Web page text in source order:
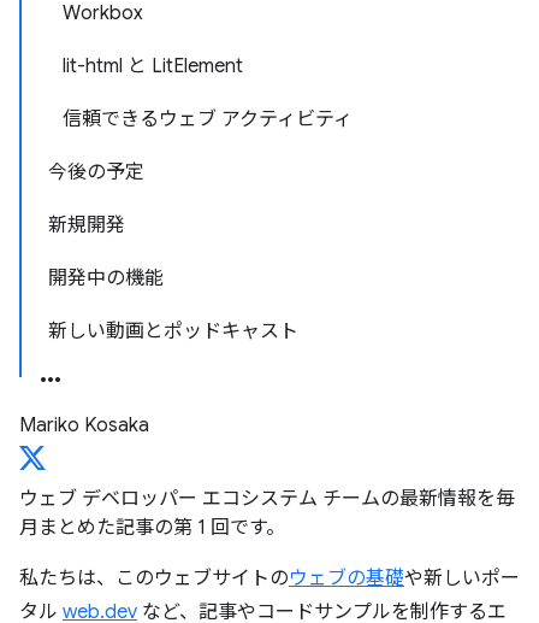
Workbox
lit-html と LitElement
信頼できるウェブ アクティビティ
今後の予定
新規開発
開発中の機能
新しい動画とポッドキャスト
Mariko Kosaka
ウェブ デベロッパー エコシステム チームの最新情報を毎
月まとめた記事の第 1 回です。
私たちは、このウェブサイトのウェブの基礎や新しいポー
タル web.dev など、記事やコードサンプルを制作するエ